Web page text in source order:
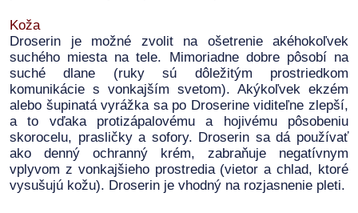
Koža
Droserin je možné zvolit na ošetrenie akéhokoľvek
suchého miesta na tele. Mimoriadne dobre pôsobí na
suché dlane (ruky sú dôležitým prostriedkom
komunikácie s vonkajším svetom). Akýkoľvek ekzém
alebo šupinatá vyrážka sa po Droserine viditeľne zlepší,
a to vďaka protizápalovému a hojivému pôsobeniu
skorocelu, prasličky a sofory. Droserin sa dá používať
ako denný ochranný krém, zabraňuje negatívnym
vplyvom z vonkajšieho prostredia (vietor a chlad, ktoré
vysušujú kožu). Droserin je vhodný na rozjasnenie pleti.